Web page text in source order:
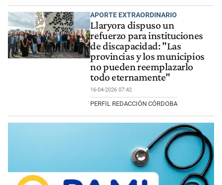
APORTE EXTRAORDINARIO
Llaryora dispuso un
refuerzo para instituciones
de discapacidad: "Las
provincias y los municipios
no pueden reemplazarlo
todo eternamente"
16-04-2026 07:42
PERFIL REDACCIÓN CÓRDOBA